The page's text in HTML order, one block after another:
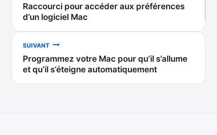
de
l’article
Raccourci pour accéder aux préférences
d’un logiciel Mac
SUIVANT
Programmez votre Mac pour qu’il s’allume
et qu’il s’éteigne automatiquement